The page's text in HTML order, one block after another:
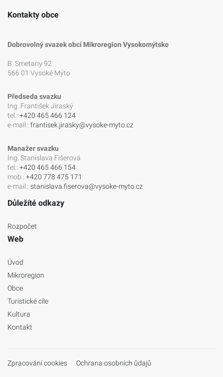
Kontakty obce
Dobrovolný svazek obcí Mikroregion Vysokomýtsko
B. Smetany 92
566 01 Vysoké Mýto
Předseda svazku
Ing. František Jiraský
tel.: +420 465 466 124
e-mail.: frantisek.jirasky@vysoke-myto.cz
Manažer svazku
Ing. Stanislava Fišerová
tel.: +420 465 466 154
mob.: +420 778 475 171
e-mail.: stanislava.fiserova@vysoke-myto.cz
Důležíté odkazy
Rozpočet
Web
Úvod
Mikroregion
Obce
Turistické cíle
Kultura
Kontakt
Zpracování cookies Ochrana osobních ůdajů